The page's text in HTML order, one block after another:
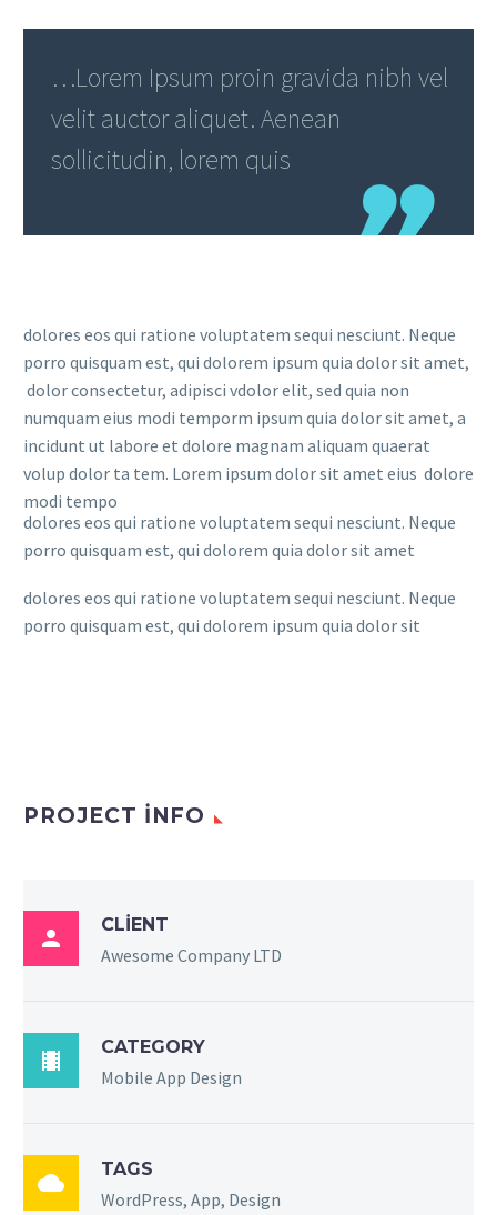
…Lorem Ipsum proin gravida nibh vel
velit auctor aliquet. Aenean
sollicitudin, lorem quis
dolores eos qui ratione voluptatem sequi nesciunt. Neque
porro quisquam est, qui dolorem ipsum quia dolor sit amet,
dolor consectetur, adipisci vdolor elit, sed quia non
numquam eius modi temporm ipsum quia dolor sit amet, a
incidunt ut labore et dolore magnam aliquam quaerat
volup dolor ta tem. Lorem ipsum dolor sit amet eius dolore
modi tempo
dolores eos qui ratione voluptatem sequi nesciunt. Neque
porro quisquam est, qui dolorem quia dolor sit amet
dolores eos qui ratione voluptatem sequi nesciunt. Neque
porro quisquam est, qui dolorem ipsum quia dolor sit
PROJECT INFO

CLIENT
Awesome Company LTD

CATEGORY
Mobile App Design

TAGS
WordPress, App, Design